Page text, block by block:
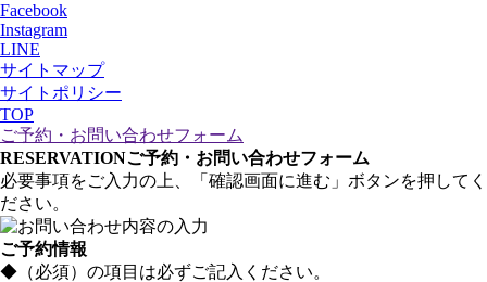
Facebook
Instagram
LINE
サイトマップ
サイトポリシー
TOP
ご予約・お問い合わせフォーム
RESERVATIONご予約・お問い合わせフォーム
必要事項をご入力の上、「確認画面に進む」ボタンを押してく
ださい。
ご予約情報
◆ （必須）の項目は必ずご記入ください。